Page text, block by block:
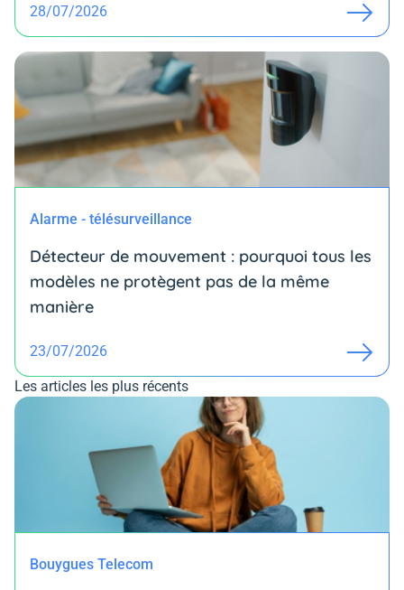
28/07/2026
Alarme - télésurveillance
Détecteur de mouvement : pourquoi tous les
modèles ne protègent pas de la même
manière
23/07/2026
Les articles les plus récents
Bouygues Telecom